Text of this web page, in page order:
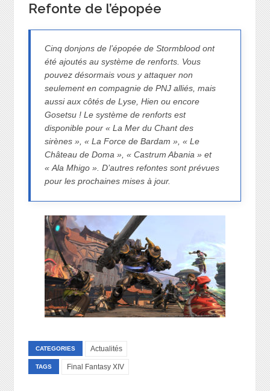
Refonte de l’épopée
Cinq donjons de l’épopée de Stormblood ont
été ajoutés au système de renforts. Vous
pouvez désormais vous y attaquer non
seulement en compagnie de PNJ alliés, mais
aussi aux côtés de Lyse, Hien ou encore
Gosetsu ! Le système de renforts est
disponible pour « La Mer du Chant des
sirènes », « La Force de Bardam », « Le
Château de Doma », « Castrum Abania » et
« Ala Mhigo ». D’autres refontes sont prévues
pour les prochaines mises à jour.
CATEGORIES Actualités
TAGS Final Fantasy XIV